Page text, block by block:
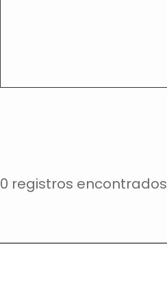
0 registros encontrados